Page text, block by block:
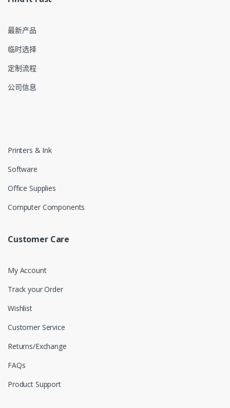
最新产品
临时选择
定制流程
公司信息
Printers & Ink
Software
Office Supplies
Computer Components
Customer Care
My Account
Track your Order
Wishlist
Customer Service
Returns/Exchange
FAQs
Product Support